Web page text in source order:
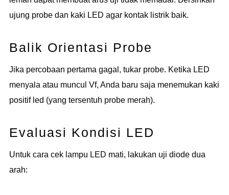
ujung probe dan kaki LED agar kontak listrik baik.
Balik Orientasi Probe
Jika percobaan pertama gagal, tukar probe. Ketika LED
menyala atau muncul Vf, Anda baru saja menemukan kaki
positif led (yang tersentuh probe merah).
Evaluasi Kondisi LED
Untuk cara cek lampu LED mati, lakukan uji diode dua
arah: